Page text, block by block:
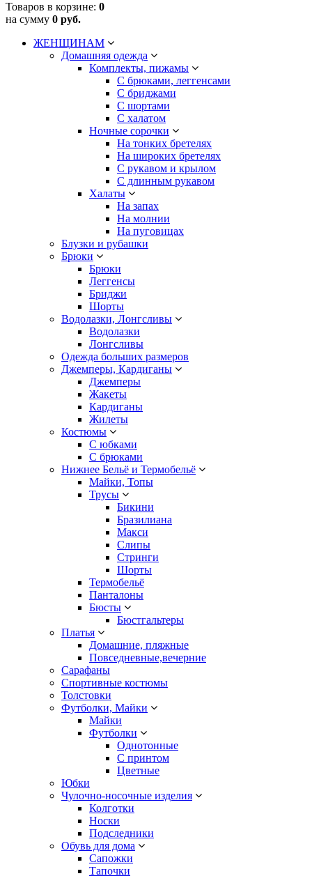
Товаров в корзине: 0
на сумму 0 руб.
ЖЕНЩИНАМ
Домашняя одежда
Комплекты, пижамы
С брюками, леггенсами
С бриджами
С шортами
С халатом
Ночные сорочки
На тонких бретелях
На широких бретелях
С рукавом и крылом
С длинным рукавом
Халаты
На запах
На молнии
На пуговицах
Блузки и рубашки
Брюки
Брюки
Леггенсы
Бриджи
Шорты
Водолазки, Лонгсливы
Водолазки
Лонгсливы
Одежда больших размеров
Джемперы, Кардиганы
Джемперы
Жакеты
Кардиганы
Жилеты
Костюмы
С юбками
С брюками
Нижнее Бельё и Термобельё
Майки, Топы
Трусы
Бикини
Бразилиана
Макси
Слипы
Стринги
Шорты
Термобельё
Панталоны
Бюсты
Бюстгальтеры
Платья
Домашние, пляжные
Повседневные,вечерние
Сарафаны
Спортивные костюмы
Толстовки
Футболки, Майки
Майки
Футболки
Однотонные
С принтом
Цветные
Юбки
Чулочно-носочные изделия
Колготки
Носки
Подследники
Обувь для дома
Сапожки
Тапочки